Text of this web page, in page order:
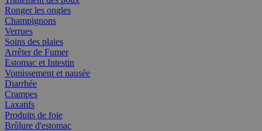
Ronger les ongles
Champignons
Verrues
Soins des plaies
Arrêter de Fumer
Estomac et Intestin
Vomissement et nausée
Diarrhée
Crampes
Laxatifs
Produits de foie
Brûlure d'estomac